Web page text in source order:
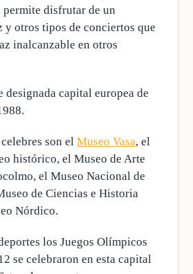
permite disfrutar de un
y otros tipos de conciertos que
inalcanzable en otros
designada capital europea de
celebres son elMuseo Vasa, el
histórico, el Museo de Arte
el Museo Nacional de
de Ciencias e Historia
Nórdico.
los Juegos Olímpicos
se celebraron en esta capital